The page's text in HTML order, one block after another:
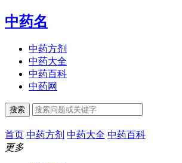
中药名
中药方剂
中药大全
中药百科
中药网
搜索
首页 中药方剂 中药大全 中药百科
更多